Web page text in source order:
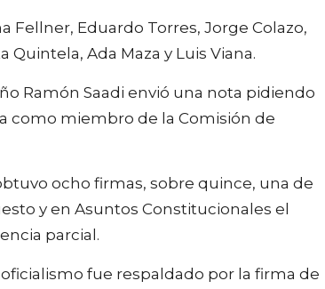
Fellner, Eduardo Torres, Jorge Colazo,
Quintela, Ada Maza y Luis Viana.
Ramón Saadi envió una nota pidiendo
como miembro de la Comisión de
ocho firmas, sobre quince, una de
y en Asuntos Constitucionales el
parcial.
fue respaldado por la firma de